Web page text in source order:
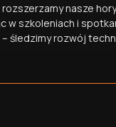
nasze
w szkoleniach i
śledzimy rozwój